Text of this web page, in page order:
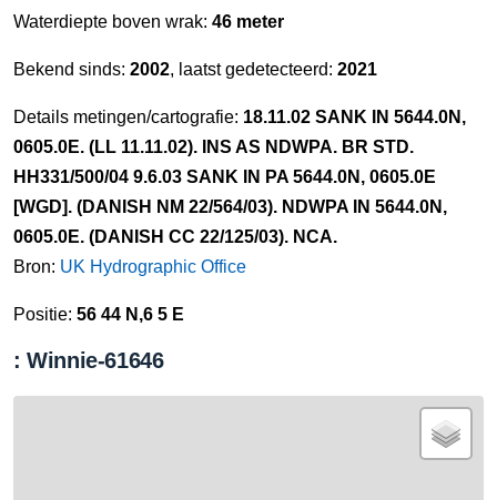
Waterdiepte boven wrak: 46 meter
Bekend sinds: 2002, laatst gedetecteerd: 2021
Details metingen/cartografie: 18.11.02 SANK IN 5644.0N,
0605.0E. (LL 11.11.02). INS AS NDWPA. BR STD.
HH331/500/04 9.6.03 SANK IN PA 5644.0N, 0605.0E
[WGD]. (DANISH NM 22/564/03). NDWPA IN 5644.0N,
0605.0E. (DANISH CC 22/125/03). NCA.
Bron: UK Hydrographic Office
Positie: 56 44 N,6 5 E
: Winnie-61646